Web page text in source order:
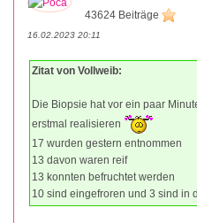
43624 Beiträge
16.02.2023 20:11
Zitat von Vollweib:
Die Biopsie hat vor ein paar
erstmal realisieren
17 wurden gestern entnommen
13 davon waren reif
13 konnten befruchtet werden
10 sind eingefroren und 3 sind in